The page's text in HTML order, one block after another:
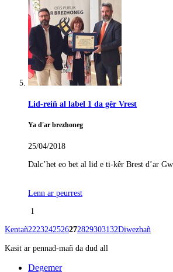
Lid-reiñ al label 1 da gêr Vrest
Ya d'ar brezhoneg
25/04/2018
Dalc’het eo bet al lid e ti-kêr Brest d’ar
Lenn ar peurrest
1
Kentañ2223242526272829303132Diwezhañ
Kasit ar pennad-mañ da dud all
Degemer